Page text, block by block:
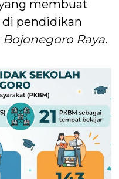
membuat
di pendidikan
Bojonegoro Raya.